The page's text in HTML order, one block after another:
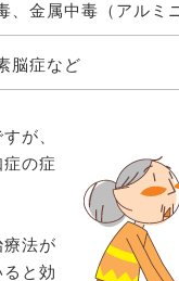
、金属中毒（アルミ
脳症など
が、
の症
法が
と効